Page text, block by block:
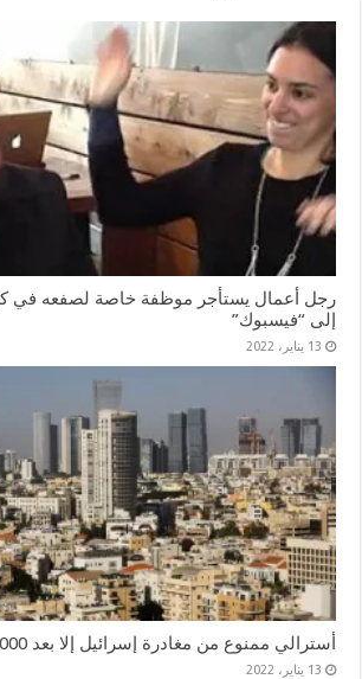
رجل أعمال يستأجر موظفة خاصة لصفعه في
إلى “فيسبوك”
13 يناير، 2022
أسترالي ممنوع من مغادرة إسرائيل إلا بعد 8000 عام !
13 يناير، 2022